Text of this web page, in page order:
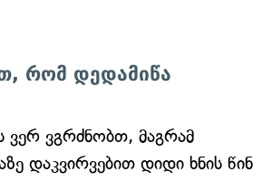
რომ დედამიწა
ვერ ვგრძნობთ, მაგრამ
დაკვირვებით დიდი ხნის წინ